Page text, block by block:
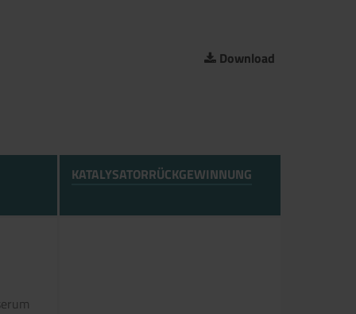
Download
KATALYSATORRÜCKGEWINNUNG